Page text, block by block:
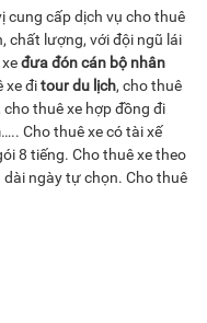
cung cấp dịch vụ cho thuê
chất lượng, với đội ngũ lái
đưa đón cán bộ nhân
xe đitour du lịch, cho thuê
cho thuê xe hợp đồng đi
….. Cho thuê xe có tài xế
8 tiếng. Cho thuê xe theo
dài ngày tự chọn. Cho thuê